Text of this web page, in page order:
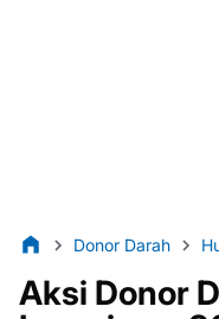
Donor Darah
Aksi Donor